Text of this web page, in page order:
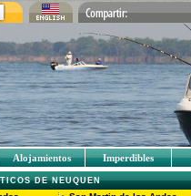
Alojamientos Imperdibles
DE NEUQUEN